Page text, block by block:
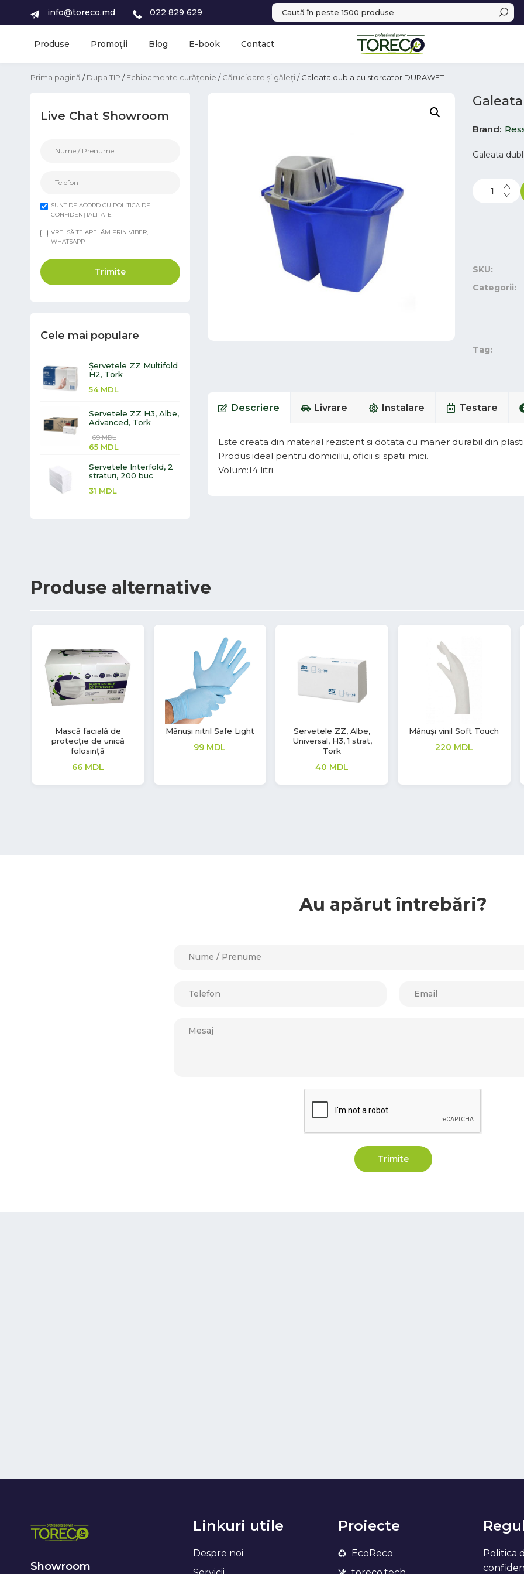
info@toreco.md 022 829 629
Produse Promoții Blog E-book Contact
Prima pagină /Dupa TIP /Echipamente curățenie /Cărucioare și găleți/ Galeata dubla cu storcator DURAWET
Live Chat Showroom
SUNT DE ACORD CU POLITICA DE
CONFIDENȚIALITATE
VREI SĂ TE APELĂM PRIN VIBER,
WHATSAPP
Trimite
Cele mai populare
Șervețele ZZ Multifold
H2, Tork
54 MDL
Servetele ZZ H3, Albe,
Advanced, Tork
69MDL
65 MDL
Servetele Interfold, 2
straturi, 200 buc
31 MDL
Brand
Galeata
SKU:
Categorii:
Tag:
Descriere Livrare Instalare Testare
Este creata din material rezistent si dotata cu maner durabil din
Produs ideal pentru domiciliu, oficii si spatii mici.
Volum:14 litri
Produse alternative
Mănuși vinil Soft Touch
220MDL
Mască de unică
Mănuși nitril Soft Touch
Vivid
362MDL
Mănuși nitril Aurelia
Au apărut întrebări?
Trimite
Showroom
Linkuri utile
Despre noi
Proiecte
EcoReco
Politica